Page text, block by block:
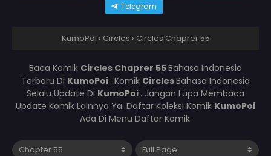
Telegram
KumoPoi › Circles › Circles Chaprer 55
Baca Komik Circles Chaprer 55Bahasa Indonesia
Terbaru Di KumoPoi . Komik CirclesBahasa Indonesia
Selalu Update Di KumoPoi . Jangan Lupa Membaca
Update Komik Lainnya Ya. Daftar Koleksi Komik KumoPoi
Ada Di Menu Daftar Komik.